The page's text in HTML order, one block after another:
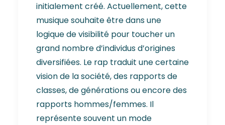
initialement créé. Actuellement, cette
musique souhaite être dans une
logique de visibilité pour toucher un
grand nombre d’individus d’origines
diversifiées. Le rap traduit une certaine
vision de la société, des rapports de
classes, de générations ou encore des
rapports hommes/femmes. Il
représente souvent un mode